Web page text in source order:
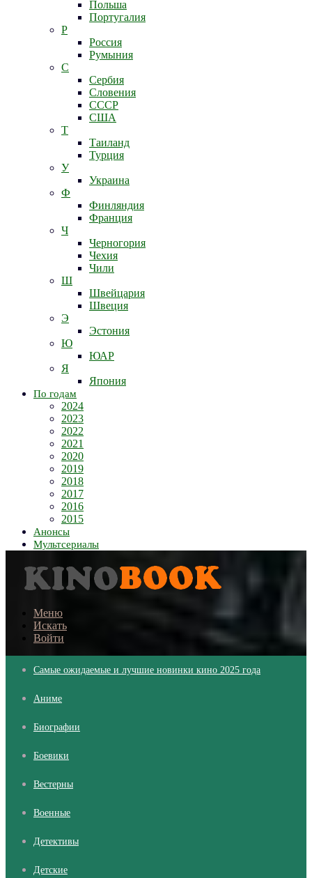
Польша
Португалия
Р
Россия
Румыния
С
Сербия
Словения
СССР
США
Т
Таиланд
Турция
У
Украина
Ф
Финляндия
Франция
Ч
Черногория
Чехия
Чили
Ш
Швейцария
Швеция
Э
Эстония
Ю
ЮАР
Я
Япония
По годам
2024
2023
2022
2021
2020
2019
2018
2017
2016
2015
Анонсы
Мультсериалы
Меню
Искать
Войти
Самые ожидаемые и лучшие новинки кино 2025 года
Аниме
Биографии
Боевики
Вестерны
Военные
Детективы
Детские